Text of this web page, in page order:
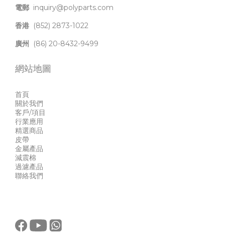
電郵 inquiry@polyparts.com
香港 (852) 2873-1022
廣州
(86) 20-8432-9499
網站地圖
首頁
關於我們
客戶/項目
行業應用
精選商品
皮帶
金屬產品
減震棉
過濾產品
聯絡我們